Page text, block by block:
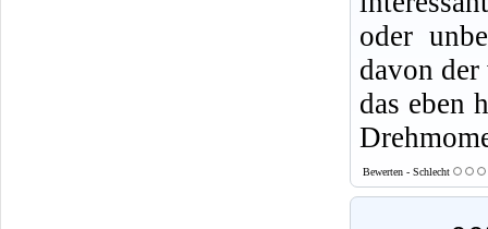
oder
davon
das eben
Bewerten - Schlecht